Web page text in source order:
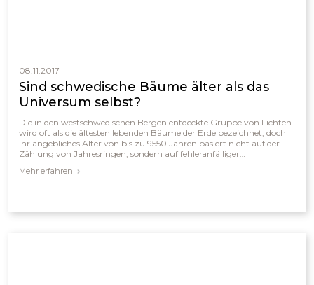
08.11.2017
Sind schwedische Bäume älter als das
Universum selbst?
Die in den westschwedischen Bergen entdeckte Gruppe von Fichten
wird oft als die ältesten lebenden Bäume der Erde bezeichnet, doch
ihr angebliches Alter von bis zu 9550 Jahren basiert nicht auf der
Zählung von Jahresringen, sondern auf fehleranfälliger
Ansatz nur abgestorbenes Holz unter den heute lebenden, sich
Meldungen und biblischen Aussagen kritisch zu prüfen,
Mehr erfahren